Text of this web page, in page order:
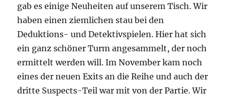
gab es einige Neuheiten auf unserem Tisch. Wir
haben einen ziemlichen stau bei den
Deduktions- und Detektivspielen. Hier hat sich
ein ganz schöner Turm angesammelt, der noch
ermittelt werden will. Im November kam noch
eines der neuen Exits an die Reihe und auch der
dritte Suspects-Teil war mit von der Partie. Wir